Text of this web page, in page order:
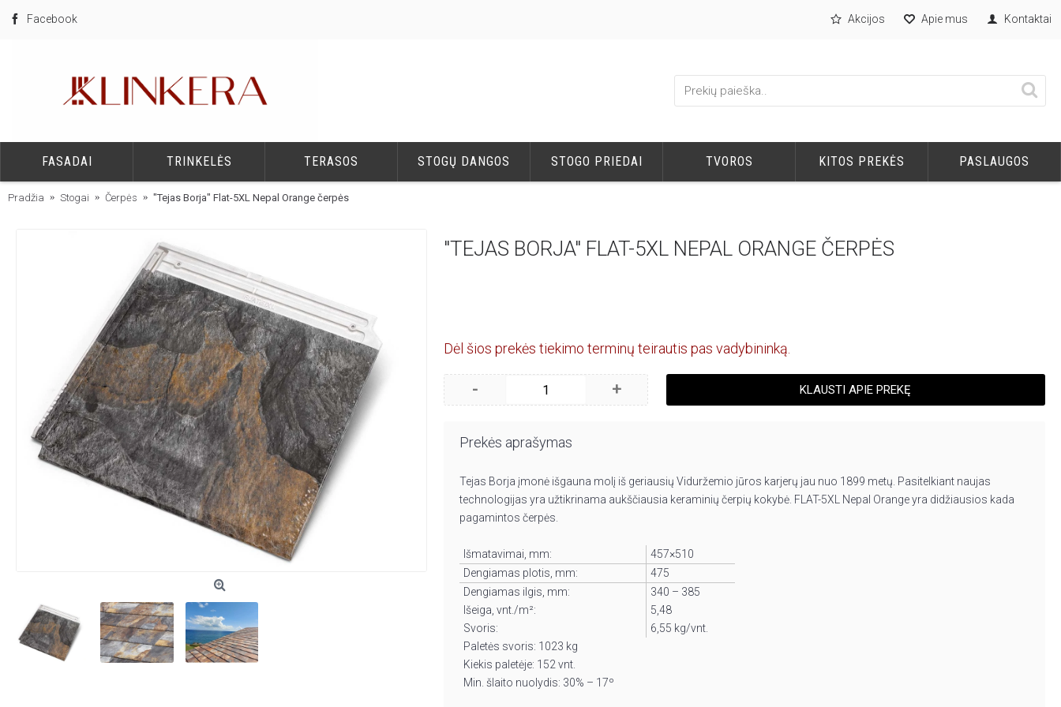
Facebook Akcijos Apie mus Kontaktai
FASADAI TRINKELĖS TERASOS STOGŲ DANGOS STOGO PRIEDAI TVOROS KITOS PREKĖS PASLAUGOS
Pradžia Stogai Čerpės "Tejas Borja" Flat-5XL Nepal Orange čerpės
"TEJAS BORJA" FLAT-5XL NEPAL ORANGE ČERPĖS
Dėl šios prekės tiekimo terminų teirautis pas vadybininką.
- + KLAUSTI APIE PREKĘ
Prekės aprašymas
Tejas Borja įmonė išgauna molį iš geriausių Viduržemio jūros karjerų jau nuo 1899 metų. Pasitelkiant naujas
technologijas yra užtikrinama aukščiausia keraminių čerpių kokybė. FLAT-5XL Nepal Orange yra didžiausios kada
pagamintos čerpės.
Išmatavimai, mm: 457×510
Dengiamas plotis, mm:
475
Dengiamas ilgis, mm:
340 – 385
Išeiga, vnt./m²:
5,48
Svoris:
6,55 kg/vnt.
Paletės svoris: 1023 kg
Kiekis paletėje: 152 vnt.
Min. šlaito nuolydis: 30% – 17º